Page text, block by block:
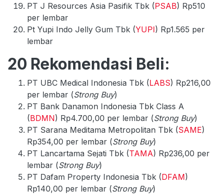
PT J Resources Asia Pasifik Tbk (PSAB) Rp510
per lembar
Pt Yupi Indo Jelly Gum Tbk (YUPI) Rp1.565 per
lembar
20 Rekomendasi Beli:
PT UBC Medical Indonesia Tbk (LABS) Rp216,00
per lembar (Strong Buy)
PT Bank Danamon Indonesia Tbk Class A
(BDMN) Rp4.700,00 per lembar (Strong Buy)
PT Sarana Meditama Metropolitan Tbk (SAME)
Rp354,00 per lembar (Strong Buy)
PT Lancartama Sejati Tbk (TAMA) Rp236,00 per
lembar (Strong Buy)
PT Dafam Property Indonesia Tbk (DFAM)
Rp140,00 per lembar (Strong Buy)